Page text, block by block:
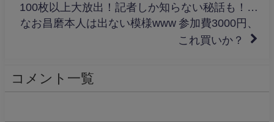
100枚以上大放出！記者しか知らない秘話も！…
なお昌磨本人は出ない模様www 参加費3000円、
これ買いか？
コメント一覧